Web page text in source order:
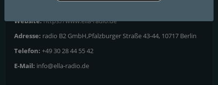
Kontakte
Website:https://www.ella-radio.de
Adresse: radio B2 GmbH,Pfalzburger Straße 43-44, 10717 Berlin
Telefon: +49 30 28 44 55 42
E-Mail: info@ella-radio.de